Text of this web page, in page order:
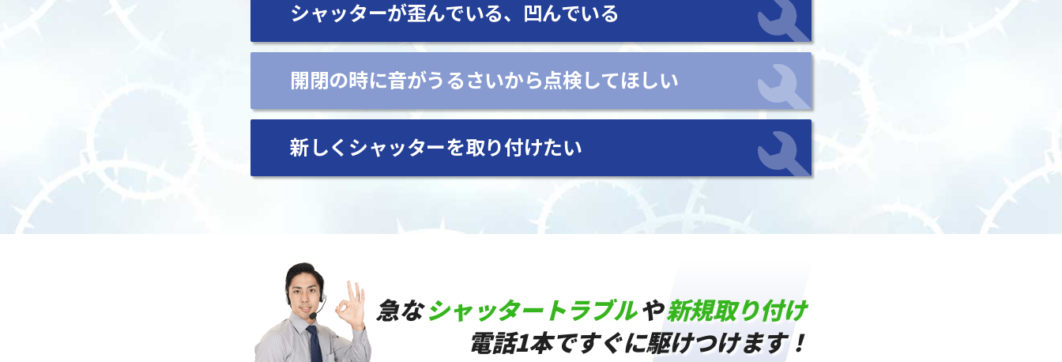
シャッターが歪んでいる、凹んでいる
開閉の時に音がうるさいから点検してほしい
新しくシャッターを取り付けたい
急なシャッタートラブルや新規取り付け
電話1本ですぐに駆けつけます！